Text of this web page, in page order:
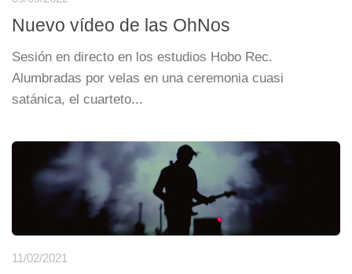
Nuevo vídeo de las OhNos
Sesión en directo en los estudios Hobo Rec.
Alumbradas por velas en una ceremonia cuasi
satánica, el cuarteto...
11/02/2021